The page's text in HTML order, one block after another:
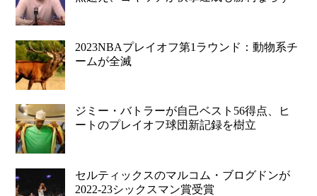
2023NBAプレイオフ第1ラウンド：動物系チ
ームが全滅
ジミー・バトラーが自己ベスト56得点、ヒ
ートのプレイオフ球団新記録を樹立
セルティックスのマルコム・ブログドンが
2022-23シックスマン賞受賞